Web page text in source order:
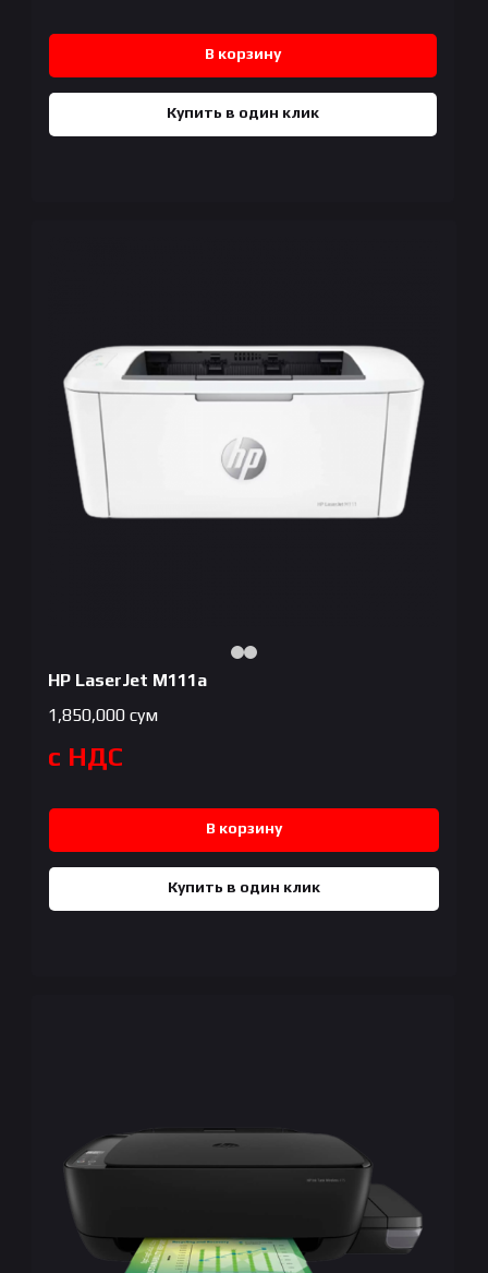
В корзину
Купить в один клик
HP LaserJet M111a
1,850,000 сум
с НДС
В корзину
Купить в один клик